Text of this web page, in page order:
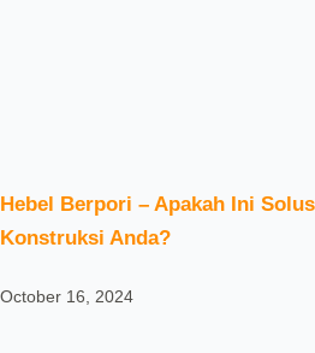
Hebel Berpori – Apakah Ini
Konstruksi Anda?
October 16, 2024